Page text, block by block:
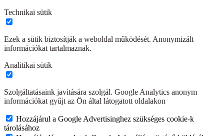
Technikai sütik
Ezek a sütik biztosítják a weboldal működését. Anonymizált
információkat tartalmaznak.
Analitikai sütik
Szolgáltatásaink javítására szolgál. Google Analytics anonym
információkat gyűjt az Ön által látogatott oldalakon
Hozzájárul a Google Advertisinghez szükséges cookie-k
tárolásához